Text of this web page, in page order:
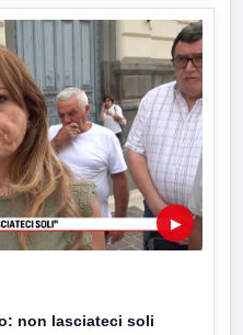
▶
non lasciateci soli